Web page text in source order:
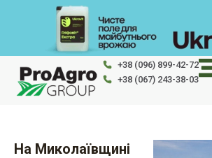
+38 (096) 899-42-72
+38 (067) 243-38-03
На Миколаївщині